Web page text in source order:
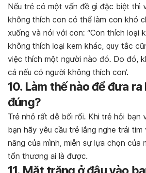
Nếu trẻ có một vấn đề gì đặc biệt thì
không thích con có thể làm con khó
xuống và nói với con: “Con thích loại
không thích loại kem khác, quy tắc
việc thích một người nào đó. Do đó,
cả nếu có người không thích con’.
10. Làm thế nào để đưa
đúng?
Trẻ nhỏ rất dễ bối rối. Khi trẻ hỏi bạn
bạn hãy yêu cầu trẻ lắng nghe trái
năng của mình, miễn sự lựa chọn của
tổn thương ai là được.